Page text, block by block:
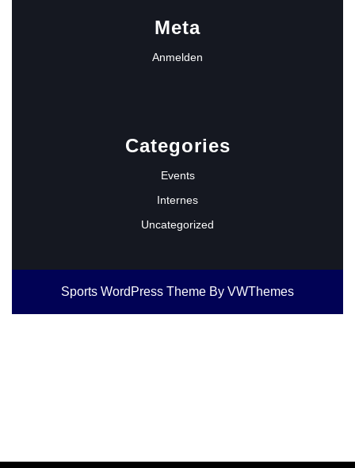
Meta
Anmelden
Categories
Events
Internes
Uncategorized
Sports WordPress Theme By VWThemes